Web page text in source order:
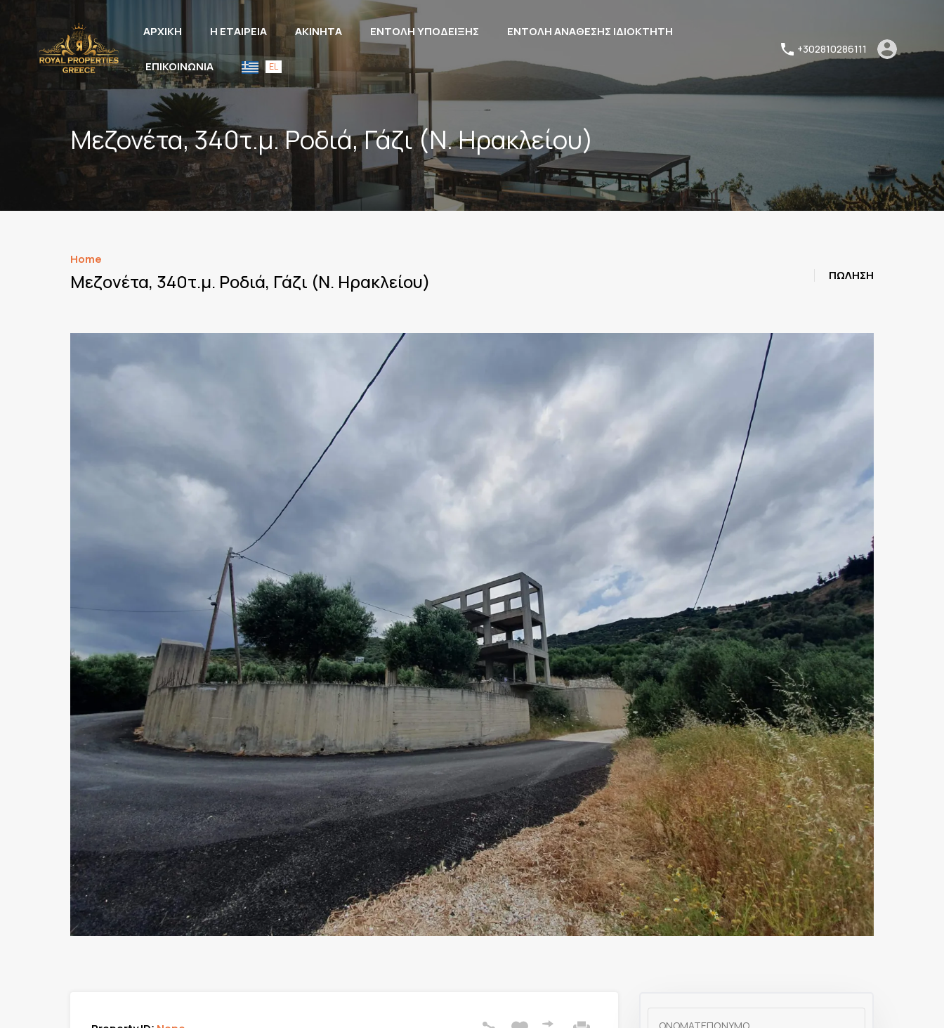
ΑΡΧΙΚΗ Η ΕΤΑΙΡΕΙΑ ΑΚΙΝΗΤΑ ΕΝΤΟΛΗ ΥΠΟΔΕΙΞΗΣ ΕΝΤΟΛΗ ΑΝΑΘΕΣΗΣ ΙΔΙΟΚΤΗΤΗ
ΕΠΙΚΟΙΝΩΝΙΑ EL
+302810286111
Μεζονέτα, 340τ.μ. Ροδιά, Γάζι (Ν. Ηρακλείου)
Home
Μεζονέτα, 340τ.μ. Ροδιά, Γάζι (Ν. Ηρακλείου) ΠΩΛΗΣΗ